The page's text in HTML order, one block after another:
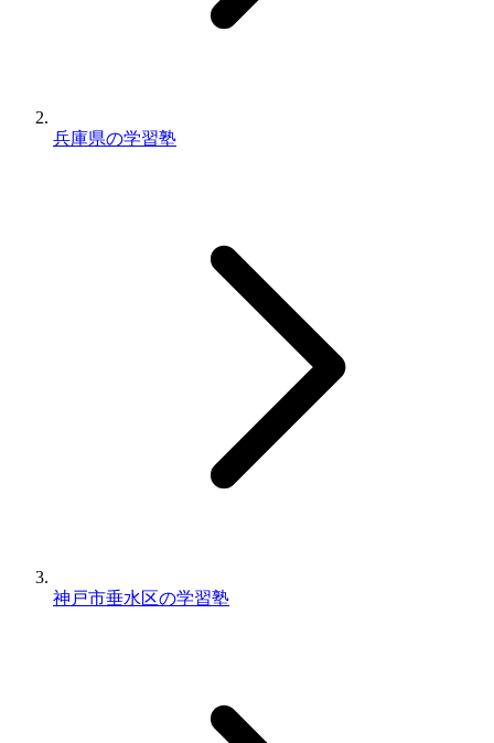
兵庫県の学習塾
神戸市垂水区の学習塾